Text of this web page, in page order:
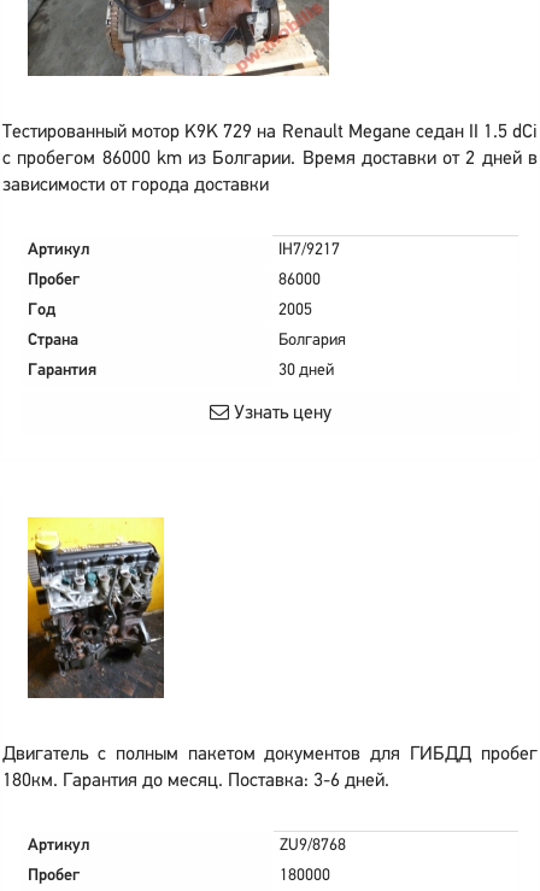
Тестированный мотор K9K 729 на Renault Megane седан II 1.5 dCi
с пробегом 86000 km из Болгарии. Время доставки от 2 дней в
зависимости от города доставки
Артикул
IH7/9217
Пробег
86000
Год
2005
Страна
Болгария
Гарантия
30 дней
Узнать цену
Двигатель с полным пакетом документов для ГИБДД пробег
180км. Гарантия до месяц. Поставка: 3-6 дней.
Артикул
ZU9/8768
Пробег
180000